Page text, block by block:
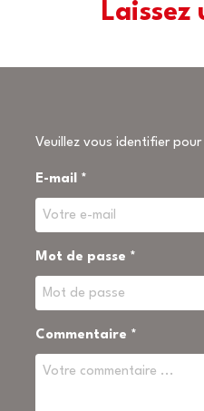
Laissez
Veuillez vous identifier
E-mail *
Mot de passe *
Commentaire *